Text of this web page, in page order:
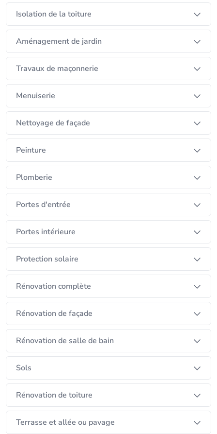
Isolation de la toiture
Aménagement de jardin
Travaux de maçonnerie
Menuiserie
Nettoyage de façade
Peinture
Plomberie
Portes d'entrée
Portes intérieure
Protection solaire
Rénovation complète
Rénovation de façade
Rénovation de salle de bain
Sols
Rénovation de toiture
Terrasse et allée ou pavage